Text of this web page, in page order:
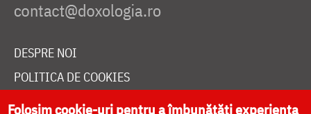
DESPRE NOI
POLITICA DE COOKIES
DONEAZĂ ONLINE PENTRU CATEDRALA NAȚIONALĂ
Folosim cookie-uri pentru a îmbunătăți experiența